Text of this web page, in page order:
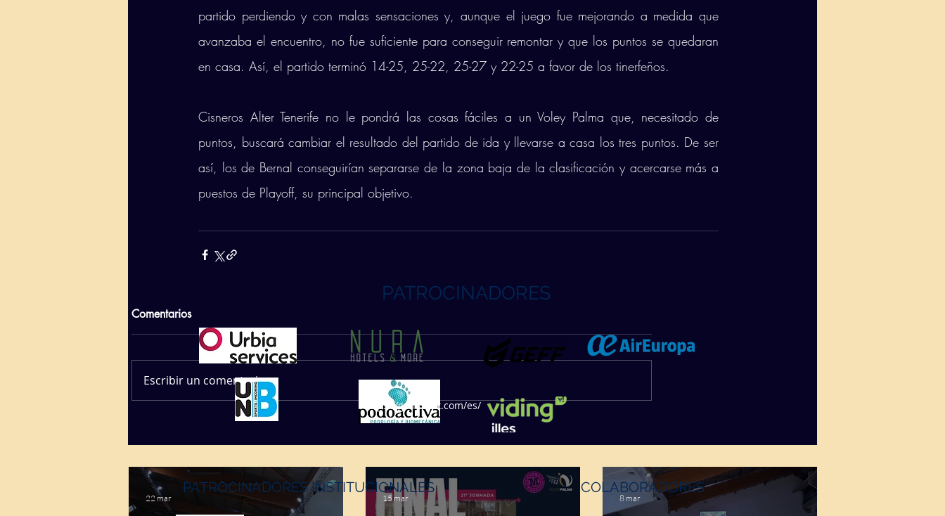
partido perdiendo y con malas sensaciones y, aunque el juego fue mejorando a medida que
avanzaba el encuentro, no fue suficiente para conseguir remontar y que los puntos se quedaran
en casa. Así, el partido terminó 14-25, 25-22, 25-27 y 22-25 a favor de los tinerfeños.
Cisneros Alter Tenerife no le pondrá las cosas fáciles a un Voley Palma que, necesitado de
puntos, buscará cambiar el resultado del partido de ida y llevarse a casa los tres puntos. De ser
así, los de Bernal conseguirían separarse de la zona baja de la clasificación y acercarse más a
puestos de Playoff, su principal objetivo.
Comentarios
Escribir un comentario...
22 mar 15 mar 8 mar
PATROCINADORES
PATROCINADORES INSTITUCIONALES COLABORADORES
https://geffsport.com/es/